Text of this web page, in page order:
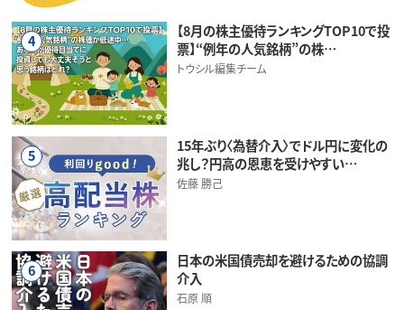
4
【8月の株主優待ランキングTOP10で投
票】“例年の人気銘柄”の株…
トウシル編集チーム
5
15年ぶり〈為替介入〉でドル円に変化の
兆し？円高の恩恵を受けやすい…
佐藤 勝己
6
日本の米国債売却を避けるための協調
介入
石原 順